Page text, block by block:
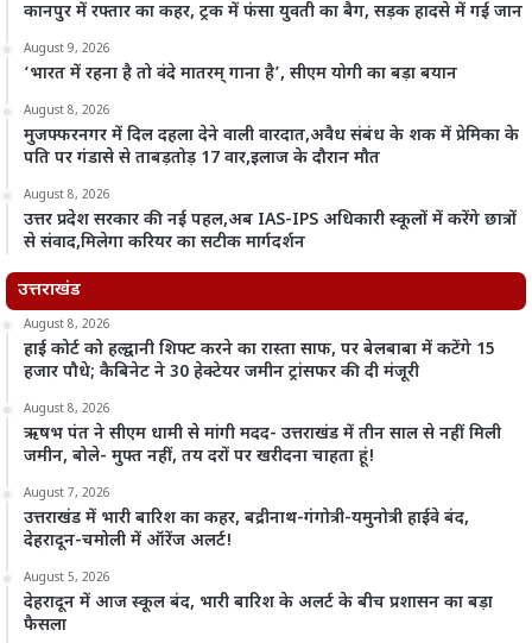
कानपुर में रफ्तार का कहर, ट्रक में फंसा युवती का बैग, सड़क हादसे में गई जान
August 9, 2026
‘भारत में रहना है तो वंदे मातरम् गाना है’, सीएम योगी का बड़ा बयान
August 8, 2026
मुजफ्फरनगर में दिल दहला देने वाली वारदात,अवैध संबंध के शक में प्रेमिका के
पति पर गंडासे से ताबड़तोड़ 17 वार,इलाज के दौरान मौत
August 8, 2026
उत्तर प्रदेश सरकार की नई पहल,अब IAS-IPS अधिकारी स्कूलों में करेंगे छात्रों
से संवाद,मिलेगा करियर का सटीक मार्गदर्शन
उत्तराखंड
August 8, 2026
हाई कोर्ट को हल्द्वानी शिफ्ट करने का रास्ता साफ, पर बेलबाबा में कटेंगे 15
हजार पौधे; कैबिनेट ने 30 हेक्टेयर जमीन ट्रांसफर की दी मंजूरी
August 8, 2026
ऋषभ पंत ने सीएम धामी से मांगी मदद- उत्तराखंड में तीन साल से नहीं मिली
जमीन, बोले- मुफ्त नहीं, तय दरों पर खरीदना चाहता हूं!
August 7, 2026
उत्तराखंड में भारी बारिश का कहर, बद्रीनाथ-गंगोत्री-यमुनोत्री हाईवे बंद,
देहरादून-चमोली में ऑरेंज अलर्ट!
August 5, 2026
देहरादून में आज स्कूल बंद, भारी बारिश के अलर्ट के बीच प्रशासन का बड़ा
फैसला